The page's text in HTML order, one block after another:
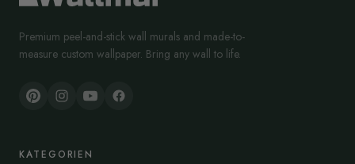
Premium peel-and-stick wall murals and made-to-
measure custom wallpaper. Bring any wall to life.
KATEGORIEN